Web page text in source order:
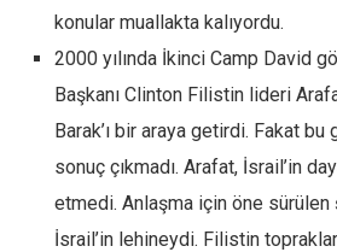
konular muallakta kalıyordu.
2000 yılında İkinci Camp David
Başkanı Clinton Filistin lideri
Barak’ı bir araya getirdi. Fakat
sonuç çıkmadı. Arafat, İsrail’in
etmedi. Anlaşma için öne sürülen
İsrail’in lehineydi. Filistin